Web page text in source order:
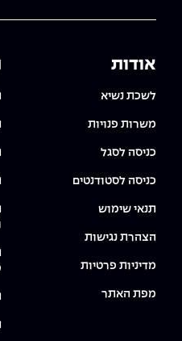
אודות
לשכת נשיא
משרות פנויות
כניסה לסגל
כניסה לסטודנטים
תנאי שימוש
הצהרת נגישות
מדיניות פרטיות
מפת האתר